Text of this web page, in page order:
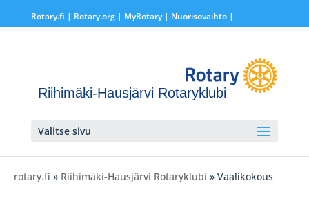
Rotary.fi | Rotary.org| MyRotary | Nuorisovaihto|
Riihimäki-Hausjärvi Rotaryklubi
Valitse sivu
rotary.fi » Riihimäki-Hausjärvi Rotaryklubi » Vaalikokous